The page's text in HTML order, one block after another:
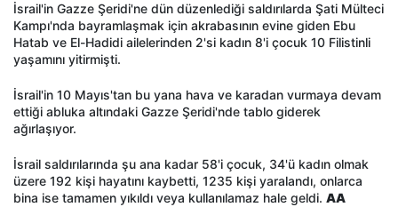
İsrail'in Gazze Şeridi'ne dün düzenlediği saldırılarda Şati Mülteci
Kampı'nda bayramlaşmak için akrabasının evine giden Ebu
Hatab ve El-Hadidi ailelerinden 2'si kadın 8'i çocuk 10 Filistinli
yaşamını yitirmişti.
İsrail'in 10 Mayıs'tan bu yana hava ve karadan vurmaya devam
ettiği abluka altındaki Gazze Şeridi'nde tablo giderek
ağırlaşıyor.
İsrail saldırılarında şu ana kadar 58'i çocuk, 34'ü kadın olmak
üzere 192 kişi hayatını kaybetti, 1235 kişi yaralandı, onlarca
bina ise tamamen yıkıldı veya kullanılamaz hale geldi. AA